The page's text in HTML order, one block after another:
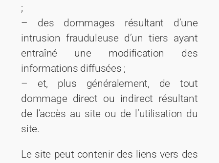
;
– des dommages résultant d’une
intrusion frauduleuse d’un tiers ayant
entraîné une modification des
informations diffusées ;
– et, plus généralement, de tout
dommage direct ou indirect résultant
de l’accès au site ou de l’utilisation du
site.
Le site peut contenir des liens vers des